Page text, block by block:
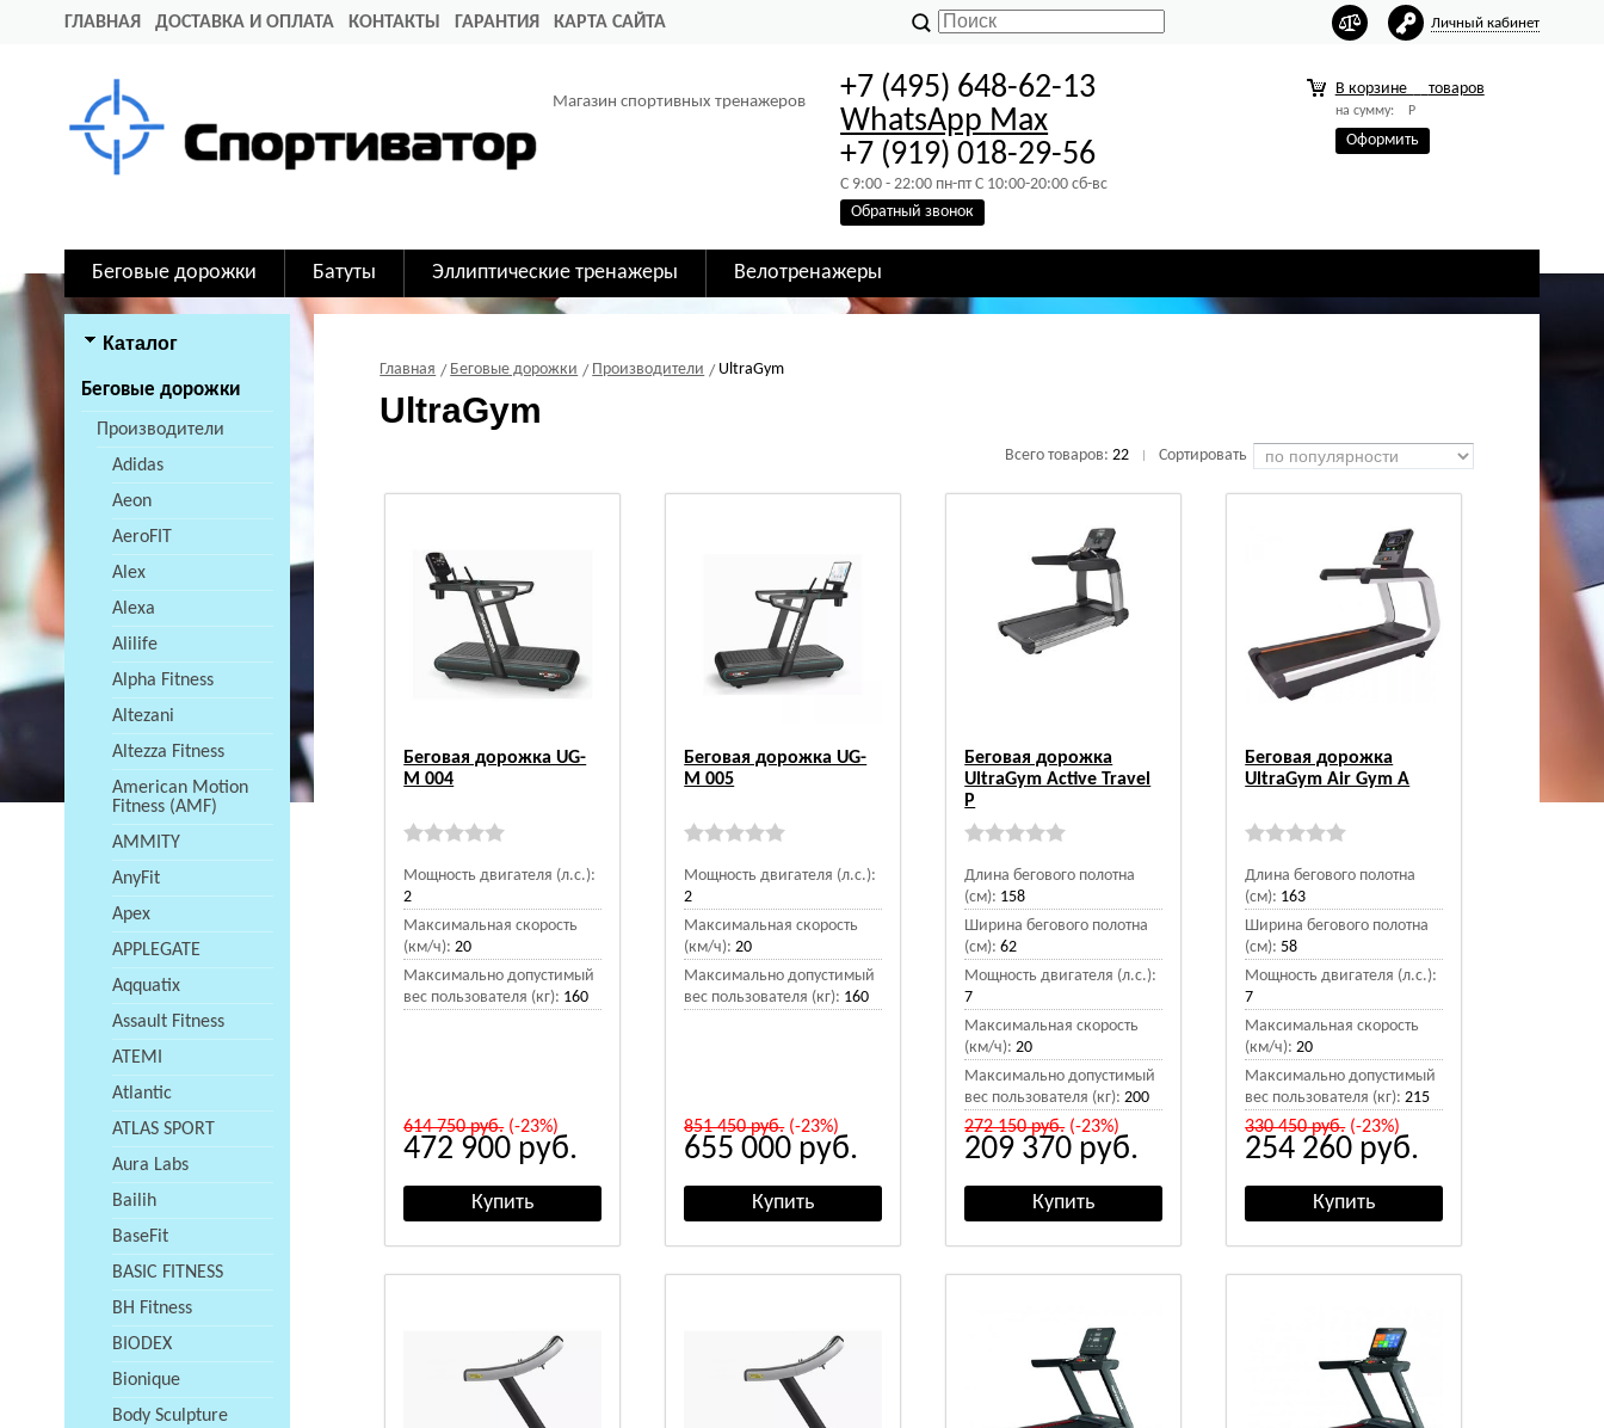
ГЛАВНАЯ ДОСТАВКА И ОПЛАТА КОНТАКТЫ ГАРАНТИЯ КАРТА САЙТА Личный кабинет
Магазин спортивных тренажеров
+7 (495) 648-62-13
WhatsApp Max
+7 (919) 018-29-56
C 9:00 - 22:00 пн-пт C 10:00-20:00 сб-вс
Обратный звонок
В корзине товаров
на сумму: Р
Оформить
Беговые дорожки Батуты Эллиптические тренажеры Велотренажеры
Каталог
Беговые дорожки
Производители
Adidas
Aeon
AeroFIT
Alex
Alexa
Alilife
Alpha Fitness
Altezani
Altezza Fitness
American Motion
Fitness (AMF)
AMMITY
AnyFit
Apex
APPLEGATE
Aqquatix
Assault Fitness
ATEMI
Atlantic
ATLAS SPORT
Aura Labs
Bailih
BaseFit
BASIC FITNESS
BH Fitness
BIODEX
Bionique
Body Sculpture
Главная Беговые дорожки Производители UltraGym
UltraGym
Всего товаров: 22 Сортировать
Беговая дорожка UG-
M 004
Мощность двигателя (л.с.):
2
Максимальная скорость
(км/ч): 20
Максимально допустимый
вес пользователя (кг): 160
614 750руб.(-23%)
472 900 руб.
Беговая дорожка UG-
M 005
Мощность двигателя (л.с.):
2
Максимальная скорость
(км/ч): 20
Максимально допустимый
вес пользователя (кг): 160
851 450руб.(-23%)
655 000 руб.
Беговая дорожка
UltraGym Active Travel
P
Длина бегового полотна
(см): 158
Ширина бегового полотна
(см): 62
Мощность двигателя (л.с.):
7
Максимальная скорость
(км/ч): 20
Максимально допустимый
вес пользователя (кг): 200
272 150руб.(-23%)
209 370 руб.
Беговая дорожка
UltraGym Air Gym A
Длина бегового полотна
(см): 163
Ширина бегового полотна
(см): 58
Мощность двигателя (л.с.):
7
Максимальная скорость
(км/ч): 20
Максимально допустимый
вес пользователя (кг): 215
330 450руб.(-23%)
254 260 руб.